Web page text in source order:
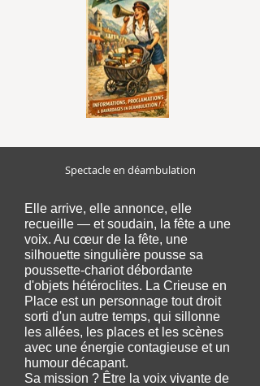
Spectacle en déambulation
Elle arrive, elle annonce, elle
recueille — et soudain, la fête a une
voix. Au cœur de la fête, une
silhouette singulière pousse sa
poussette-chariot débordante
d'objets hétéroclites. La Crieuse en
Place est un personnage tout droit
sorti d'un autre temps, qui sillonne
les allées, les places et les scènes
avec une énergie contagieuse et un
humour décapant.
Sa mission ? Être la voix vivante de